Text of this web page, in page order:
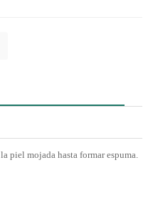
piel mojada hasta formar espuma.